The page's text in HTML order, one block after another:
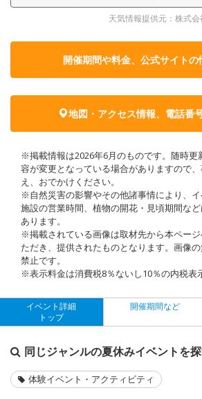
天気情報提供元：株式
開催期間や料金、公式サイトの
地図・アクセス情報、電話番
※掲載情報は2026年6月のものです。随時更
容が変更となっている場合がありますので
え、おでかけください。
※自然災害の影響やその他諸事情により、イ
施設の営業時間、植物の開花・見頃期間な
あります。
※掲載されている画像は取材先から本ペー
ただき、提供されたものとなります。画像
禁止です。
※表示料金は消費税8％ないし10％の内税表
イベント詳細
トップ
開催期間など
同じジャンルの夏休みイベントを探
体験イベント・アクティビティ